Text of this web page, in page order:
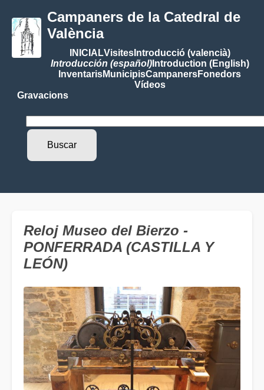
Campaners de la Catedral de
València
INICIALVisitesIntroducció (valencià)
Introducción (español)Introduction (English)
InventarisMunicipisCampanersFonedors
Vídeos
Gravacions
Reloj Museo del Bierzo -
PONFERRADA (CASTILLA Y
LEÓN)